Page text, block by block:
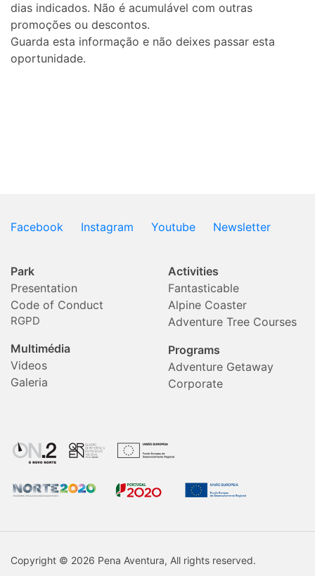
dias indicados. Não é acumulável com outras
promoções ou descontos.
Guarda esta informação e não deixes passar esta
oportunidade.
Facebook Instagram Youtube Newsletter
Park
Presentation
Code of Conduct
RGPD
Multimédia
Videos
Galeria
Activities
Fantasticable
Alpine Coaster
Adventure Tree Courses
Programs
Adventure Getaway
Corporate
Copyright © 2026 Pena Aventura, All rights reserved.